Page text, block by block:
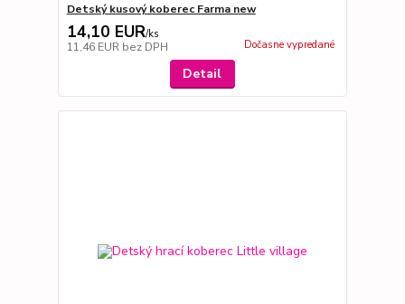
Detský kusový koberec Farma new
14,10 EUR/ks
11,46 EUR bez DPH Dočasne vypredané
Detail